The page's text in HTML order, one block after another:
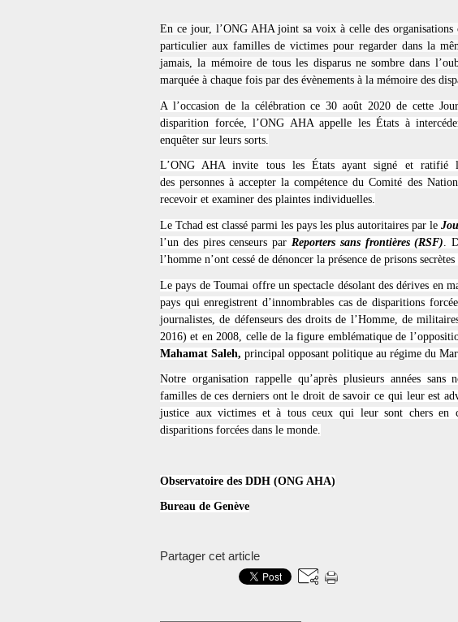
En ce jour, l’ONG AHA joint sa voix à celle des organisations
particulier aux familles de victimes pour regarder dans la
jamais, la mémoire de tous les disparus ne sombre dans
marquée à chaque fois par des évènements à la mémoire des
A l’occasion de la célébration ce 30 août 2020 de cette
disparition forcée, l’ONG AHA appelle les États à
enquêter sur leurs sorts.
L’ONG AHA invite tous les États ayant signé et ratifié
des personnes à accepter la compétence du Comité des
recevoir et examiner des plaintes individuelles.
Le Tchad est classé parmi les pays les plus autoritaires par le
l’un des pires censeurs par Reporters sans frontières (RSF) .
l’homme n’ont cessé de dénoncer la présence de prisons secrètes
Le pays de Toumai offre un spectacle désolant des dérives en
pays qui enregistrent d’innombrables cas de disparitions
journalistes, de défenseurs des droits de l’Homme, de
2016) et en 2008, celle de la figure emblématique de
Mahamat Saleh, principal opposant politique au régime du
Notre organisation rappelle qu’après plusieurs années sans
familles de ces derniers ont le droit de savoir ce qui leur est
justice aux victimes et à tous ceux qui leur sont chers en
disparitions forcées dans le monde.
Observatoire des DDH (ONG AHA)
Bureau de Genève
Partager cet article